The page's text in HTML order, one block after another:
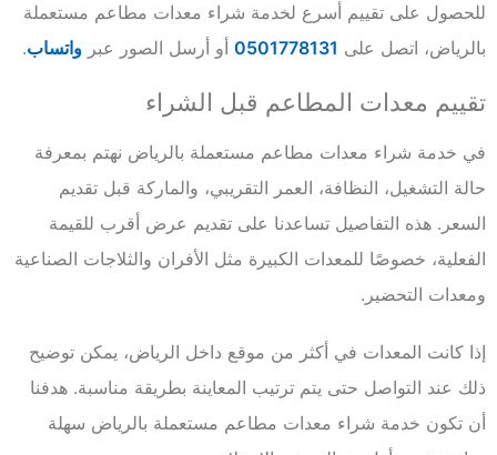
للحصول على تقييم أسرع لخدمة شراء معدات مطاعم مستعملة
بالرياض، اتصل على 0501778131 أو أرسل الصور عبر واتساب.
تقييم معدات المطاعم قبل الشراء
في خدمة شراء معدات مطاعم مستعملة بالرياض نهتم بمعرفة
حالة التشغيل، النظافة، العمر التقريبي، والماركة قبل تقديم
السعر. هذه التفاصيل تساعدنا على تقديم عرض أقرب للقيمة
الفعلية، خصوصًا للمعدات الكبيرة مثل الأفران والثلاجات الصناعية
ومعدات التحضير.
إذا كانت المعدات في أكثر من موقع داخل الرياض، يمكن توضيح
ذلك عند التواصل حتى يتم ترتيب المعاينة بطريقة مناسبة. هدفنا
أن تكون خدمة شراء معدات مطاعم مستعملة بالرياض سهلة